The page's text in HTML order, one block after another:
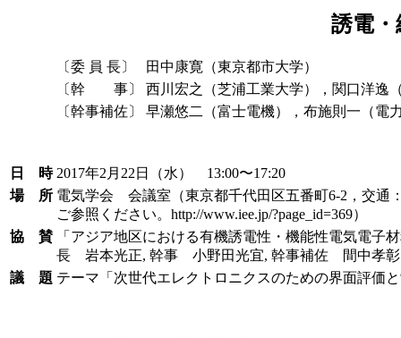
誘電・
〔委 員 長〕
田中康寛（東京都市大学）
〔幹 事〕
西川宏之（芝浦工業大学），関口洋逸
〔幹事補佐〕
早瀬悠二（富士電機），布施則一（電
日 時 2017年2月22日（水） 13:00〜17:20
場 所 電気学会 会議室（東京都千代田区五番町6-2，交通
ご参照ください。http://www.iee.jp/?page_id=369）
協 賛
「アジア地区における有機誘電性・機能性電気電子
長 岩本光正, 幹事 小野田光宜, 幹事補佐 間中孝彰
議 題 テーマ「次世代エレクトロニクスのための界面評価